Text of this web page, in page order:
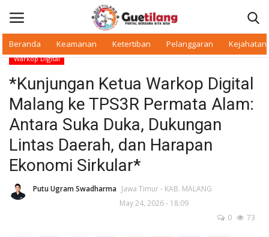
Beranda Keamanan Ketertiban Pelanggaran Kejahatan
Beranda
Daerah
Makan Bergizi
Warkop Digital
Warkop Digital
*Kunjungan Ketua Warkop Digital
Malang ke TPS3R Permata Alam:
Antara Suka Duka, Dukungan
Lintas Daerah, dan Harapan
Ekonomi Sirkular*
Putu Ugram Swadharma Jawa Timur - KAB. MALANG
May 24, 2026 - 18:09
0
73